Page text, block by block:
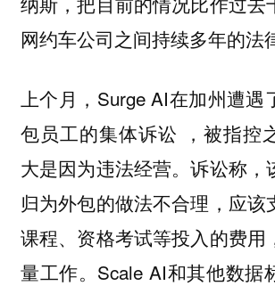
网约车公司之间持续多年的法
上个月，Surge AI在加州遭
包员工的集体诉讼 ，被指控
大是因为违法经营。诉讼称，
归为外包的做法不合理，应该
课程、资格考试等投入的费用
量工作。Scale AI和其他数据